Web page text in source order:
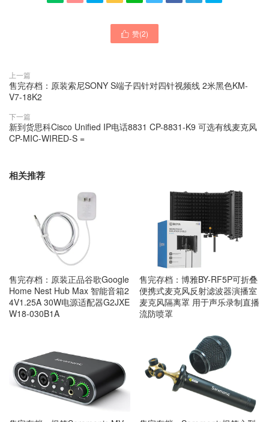
 赞(2)
上一篇
售完存档：原装索尼SONY S端子四针对四针视频线 2米黑色KM-
V7-18K2
下一篇
新到货思科Cisco Unified IP电话8831 CP-8831-K9 可选有线麦克风
CP-MIC-WIRED-S =
相关推荐
售完存档：原装正品谷歌Google
Home Nest Hub Max 智能音箱2
4V1.25A 30W电源适配器G2JXE
W18-030B1A
售完存档：博雅BY-RF5P可折叠
便携式麦克风反射滤波器演播室
麦克风隔离罩 用于声乐录制直播
流防喷罩